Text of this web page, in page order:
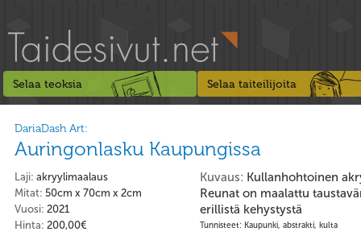
Selaa teoksia Selaa taiteilijoita
DariaDash Art:
Auringonlasku Kaupungissa
Kuvaus: Kullanhohtoinen
Reunat on maalattu
erillistä kehystystä
Tunnisteet: Kaupunki, abstrakti, kulta
Laji: akryylimaalaus
Mitat: 50cm x 70cm x 2cm
Vuosi: 2021
Hinta: 200,00€